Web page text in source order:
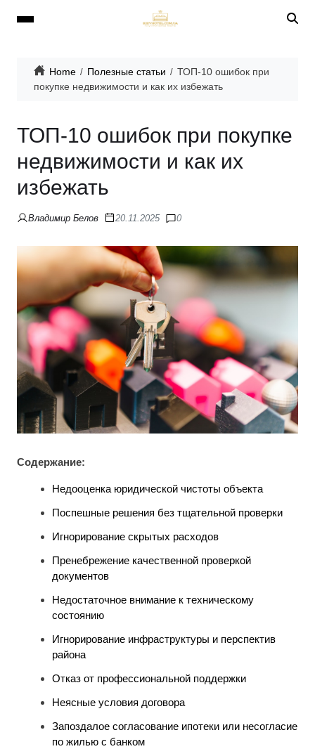
Home Полезные статьи
ТОП-10 ошибок при
покупке недвижимости и как их избежать
ТОП-10 ошибок при покупке
недвижимости и как их
избежать
Владимир Белов 20.11.2025 0
Содержание:
Недооценка юридической чистоты объекта
Поспешные решения без тщательной проверки
Игнорирование скрытых расходов
Пренебрежение качественной проверкой
документов
Недостаточное внимание к техническому
состоянию
Игнорирование инфраструктуры и перспектив
района
Отказ от профессиональной поддержки
Неясные условия договора
Запоздалое согласование ипотеки или несогласие
по жилью с банком